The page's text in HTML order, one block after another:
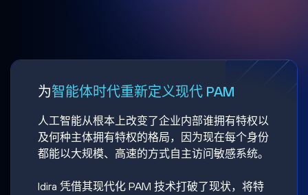
为智能体时代重新定义现代 PAM
人工智能从根本上改变了企业内部谁拥有特权以
及何种主体拥有特权的格局，因为现在每个身份
都能以大规模、高速的方式自主访问敏感系统。
Idira 凭借其现代化 PAM 技术打破了现状，将特